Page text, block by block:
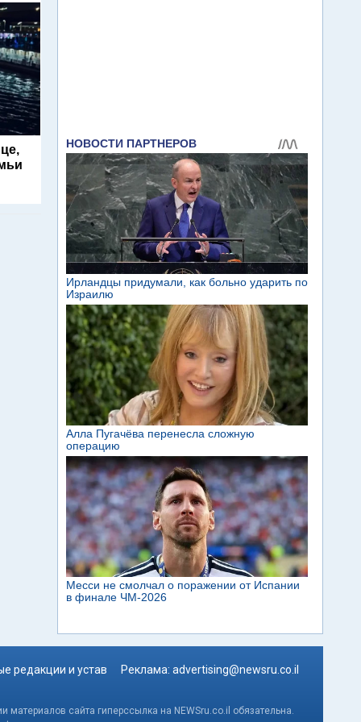
редакции и устав Реклама: advertising@newsru.co.il
сайта гиперссылка на NEWSru.co.il обязательна.